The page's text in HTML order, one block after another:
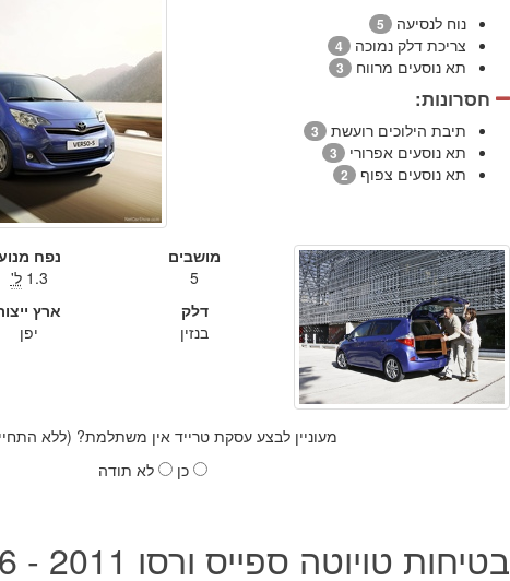
נוח לנסיעה 5
צריכת דלק נמוכה 4
תא נוסעים מרווח 3
חסרונות:
תיבת הילוכים רועשת 3
תא נוסעים אפרורי 3
תא נוסעים צפוף 2
מושבים
5
נפח
1.3 ל'
דלק
בנזין
ארץ
יפן
מעוניין לבצע עסקת טרייד אין משתלמת? (ללא
כן
לא תודה
בטיחות טויוטה ספייס ורסו 2011 - 2016 יד שנייה